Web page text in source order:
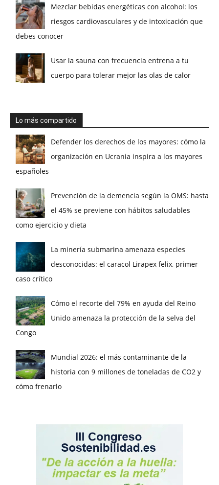
Mezclar bebidas energéticas con alcohol: los
riesgos cardiovasculares y de intoxicación que
debes conocer
Usar la sauna con frecuencia entrena a tu
cuerpo para tolerar mejor las olas de calor
Lo más compartido
Defender los derechos de los mayores: cómo la
organización en Ucrania inspira a los mayores
españoles
Prevención de la demencia según la OMS: hasta
el 45% se previene con hábitos saludables
como ejercicio y dieta
La minería submarina amenaza especies
desconocidas: el caracol Lirapex felix, primer
caso crítico
Cómo el recorte del 79% en ayuda del Reino
Unido amenaza la protección de la selva del
Congo
Mundial 2026: el más contaminante de la
historia con 9 millones de toneladas de CO2 y
cómo frenarlo